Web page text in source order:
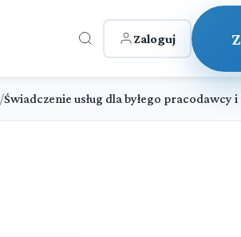
Zaloguj
/Świadczenie usług dla byłego pracodawcy i